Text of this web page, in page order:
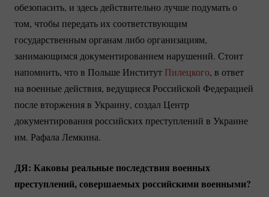
обезопасить, и здесь действительно лучше подумать о
том, чтобы передать их соответствующим
государственным органам либо организациям,
занимающимся документированием нарушений. Стоит
напомнить, что в Польше Институт Пилецкого, в ответ
на военные действия, ведущиеся Российской Федерацией
после вторжения в Украину, создал Центр
документирования российских преступлений в Украине
им. Рафала Лемкина.
ДЯ: Каковы реальные последствия военных
преступлений, совершаемых российскими военными?